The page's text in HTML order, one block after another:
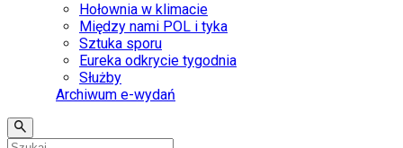
Hołownia w klimacie
Między nami POL i tyka
Sztuka sporu
Eureka odkrycie tygodnia
Służby
Archiwum e-wydań